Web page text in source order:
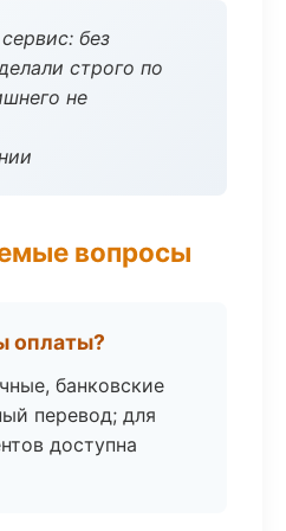
без
строго по
не
вопросы
оплаты?
банковские
перевод; для
доступна